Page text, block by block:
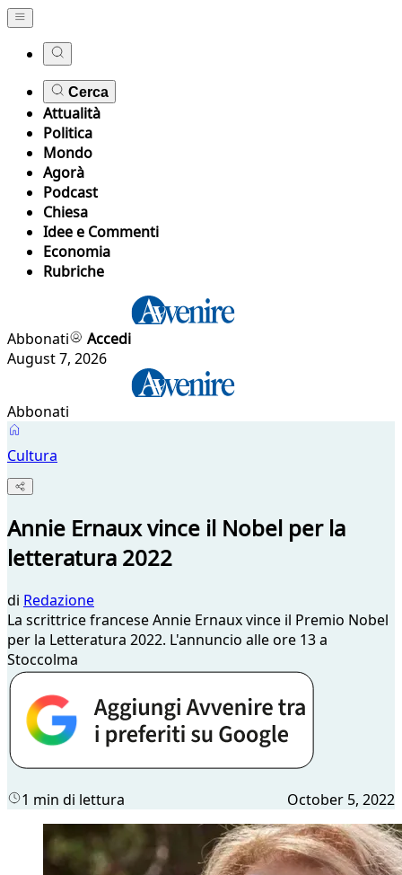
Cerca
Attualità
Politica
Mondo
Agorà
Podcast
Chiesa
Idee e Commenti
Economia
Rubriche
Abbonati
Accedi
August 7, 2026
Abbonati
Cultura
Annie Ernaux vince il Nobel per la
letteratura 2022
di Redazione
La scrittrice francese Annie Ernaux vince il Premio Nobel
per la Letteratura 2022. L'annuncio alle ore 13 a
Stoccolma
1 min di lettura October 5, 2022